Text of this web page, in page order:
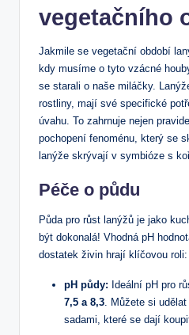
vegetačního
Jakmile se vegetační období
kdy musíme o tyto vzácné
se starali o naše miláčky.
rostliny, mají své specifické
úvahu. To zahrnuje nejen
pochopení fenoménu, který se
lanýže skrývají v symbióze s
Péče o půdu
Půda pro růst lanýžů je jako
být dokonalá! Vhodná pH
dostatek živin hrají klíčovou roli:
pH půdy: Ideální pH pro
7,5 a 8,3. Můžete si
sadami, které se dají